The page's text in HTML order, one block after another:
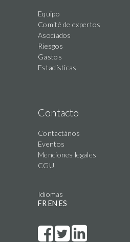
Equipo
Comité de expertos
Asociados
Riesgos
Gastos
Estadísticas
Contacto
Contactános
Eventos
Menciones legales
CGU
Idiomas
FR EN ES